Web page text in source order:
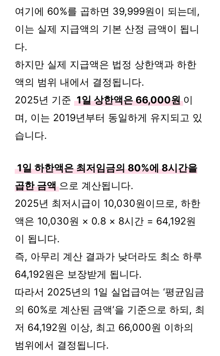
여기에 60%를 곱하면 39,999원이 되는데,
이는 실제 지급액의 기본 산정 금액이 됩니
다.
하지만 실제 지급액은 법정 상한액과 하한
액의 범위 내에서 결정됩니다.
2025년 기준 1일 상한액은 66,000원 이
며, 이는 2019년부터 동일하게 유지되고 있
습니다.
1일 하한액은 최저임금의 80%에 8시간을
곱한 금액 으로 계산됩니다.
2025년 최저시급이 10,030원이므로, 하한
액은 10,030원 × 0.8 × 8시간 = 64,192원
이 됩니다.
즉, 아무리 계산 결과가 낮더라도 최소 하루
64,192원은 보장받게 됩니다.
따라서 2025년의 1일 실업급여는 ‘평균임금
의 60%로 계산된 금액’을 기준으로 하되, 최
저 64,192원 이상, 최고 66,000원 이하의
범위에서 결정됩니다.